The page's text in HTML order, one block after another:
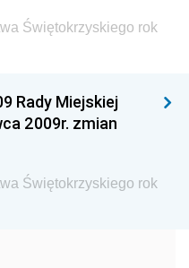
i Szkolnictwa
Urzędu Miar
i Rozwoju Wsi
i Nauki
Świętokrzyskiego rok
Rady Miejskiej
2009r. zmian
Świętokrzyskiego rok